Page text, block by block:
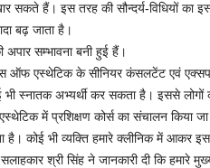
सकते हैं। इस तरह की सौन्दर्य-विधियों
बढ़ जाता है।
अपार सम्भावना बनी हुई हैं।
ऑफ एस्थेटिक के सीनियर कंसलटेंट एवं
भी स्नातक अभ्यर्थी कर सकता है। इससे
में प्रशिक्षण कोर्स का संचालन
है। कोई भी व्यक्ति हमारे क्लीनिक में आकर
सलाहकार श्री सिंह ने जानकारी दी कि हमारे